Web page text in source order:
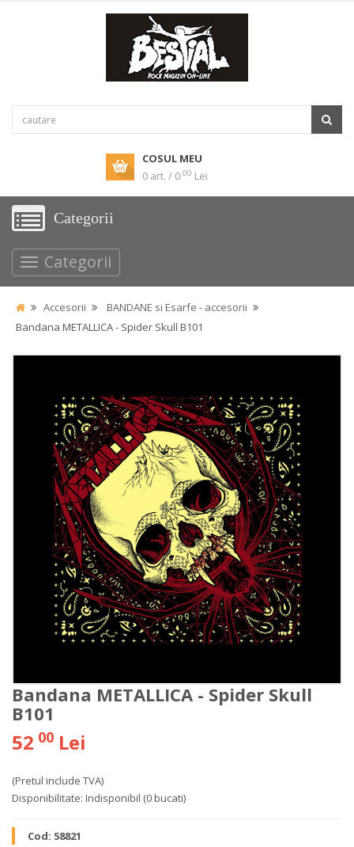
COSUL MEU
0 art. / 0 00 Lei
Categorii
Categorii
Accesorii
BANDANE si Esarfe - accesorii
Bandana METALLICA - Spider Skull B101
Bandana METALLICA - Spider Skull
B101
52 00 Lei
(Pretul include TVA)
Disponibilitate: Indisponibil (0 bucati)
Cod: 58821